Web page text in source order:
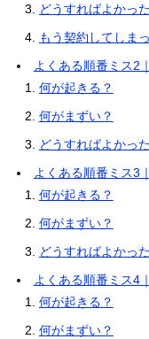
どうすればよかっ
もう契約してしま
よくある順番ミス2
何が起きる？
何がまずい？
どうすればよかっ
よくある順番ミス3
何が起きる？
何がまずい？
どうすればよかっ
よくある順番ミス4
何が起きる？
何がまずい？